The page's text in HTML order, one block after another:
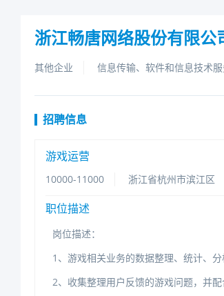
浙江畅唐网络股份有限公
其他企业 信息传输、软件和信息技术
招聘信息
游戏运营
10000-11000 浙江省杭州市滨江区
职位描述
岗位描述：
1、游戏相关业务的数据整理、统计、分
2、收集整理用户反馈的游戏问题，并配